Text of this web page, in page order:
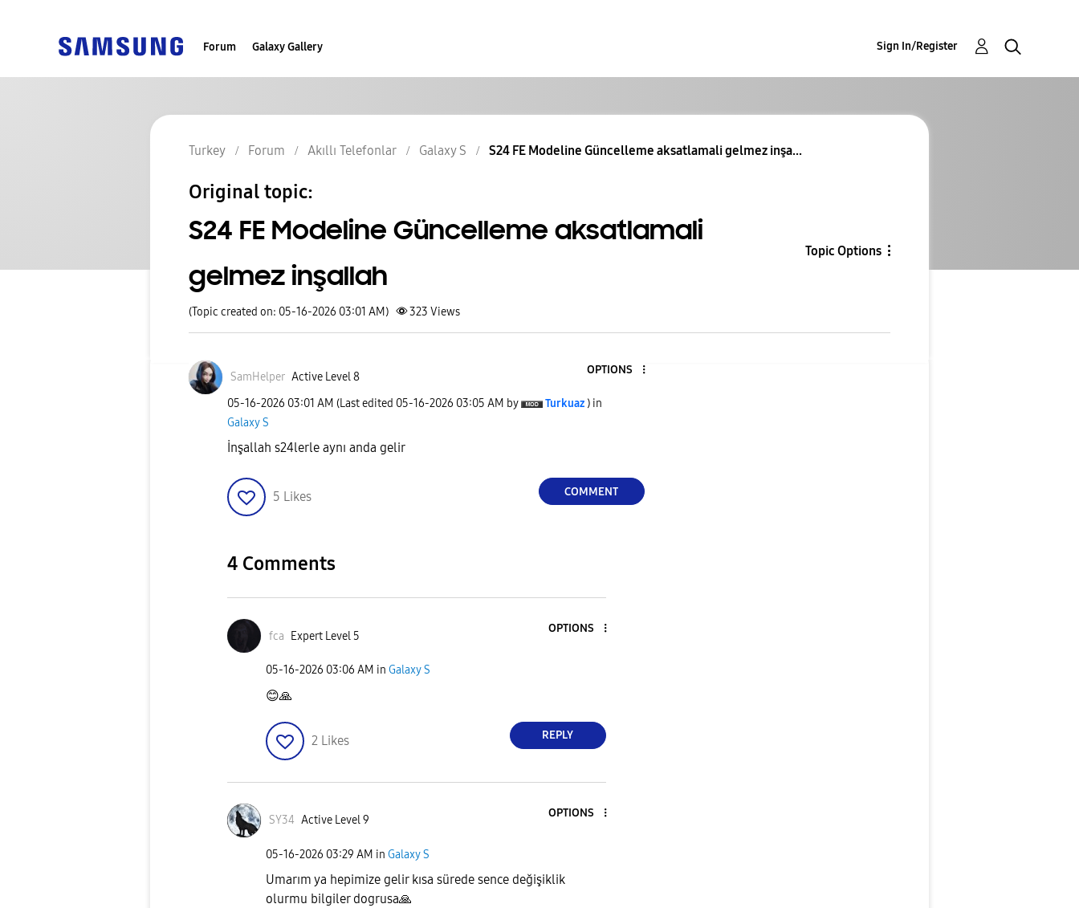
Forum Galaxy Gallery Sign In/Register
Turkey Forum Akıllı Telefonlar Galaxy S S24 FE Modeline Güncelleme aksatlamali gelmez inşa...
Original topic:
S24 FE Modeline Güncelleme aksatlamali
gelmez inşallah
Topic Options
(Topic created on: 05-16-2026 03:01 AM) 323 Views
SamHelper Active Level 8
OPTIONS
‎05-16-2026 03:01 AM (Last edited ‎05-16-2026 03:05 AM by Turkuaz ) in
Galaxy S
İnşallah s24lerle aynı anda gelir
5 Likes COMMENT
4 Comments
fca Expert Level 5
OPTIONS
‎05-16-2026 03:06 AM in Galaxy S
😊🙏
2 Likes REPLY
SY34 Active Level 9
OPTIONS
‎05-16-2026 03:29 AM in Galaxy S
Umarım ya hepimize gelir kısa sürede sence değişiklik
olurmu bilgiler dogrusa🙏